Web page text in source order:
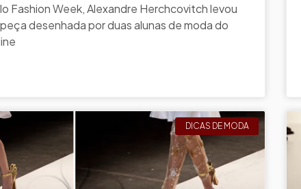
Fashion Week, Alexandre Herchcovitch levou
desenhada por duas alunas de moda do
DICAS DE MODA